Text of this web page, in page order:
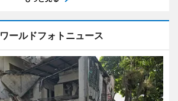
ワールドフォトニュース